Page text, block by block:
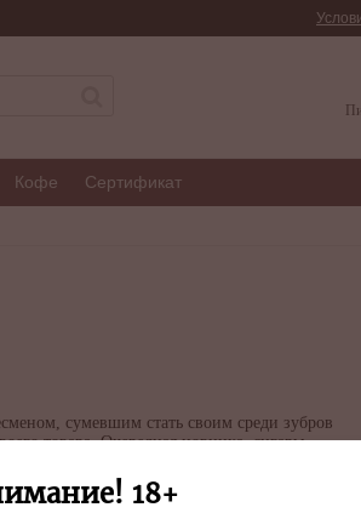
Кофе Сертификат
сумевшим стать своим среди зубров
товара. Очередная новинка, сигары
Пателя, это олицетворение
18+